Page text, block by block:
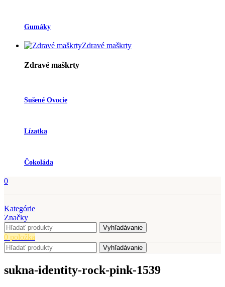
Gumáky
Zdravé maškrty
Zdravé maškrty
Sušené Ovocie
Lízatka
Čokoláda
0
Kategórie
Značky
Vyhľadávanie
0 položka
Vyhľadávanie
sukna-identity-rock-pink-1539